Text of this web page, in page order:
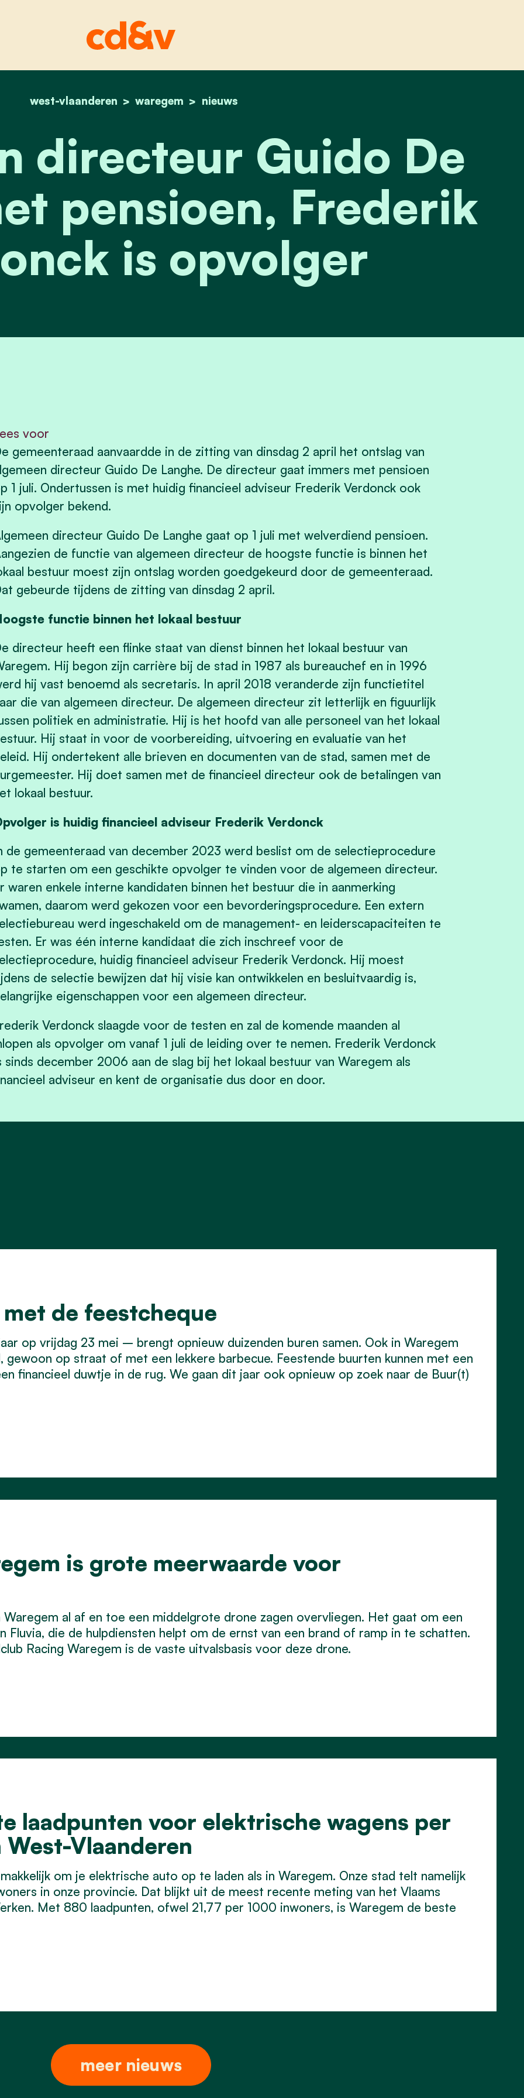
home
west-vlaanderen waregem nieuws
algemeen directeur guido de langhe met pensioen, frederik verdonck
directeur Guido De
pensioen, Frederik
is opvolger
voor
gemeenteraad aanvaardde in de zitting van dinsdag 2 april het ontslag van
directeur Guido De Langhe. De directeur gaat immers met pensioen
1 juli. Ondertussen is met huidig financieel adviseur Frederik Verdonck ook
opvolger bekend.
directeur Guido De Langhe gaat op 1 juli met welverdiend pensioen.
de functie van algemeen directeur de hoogste functie is binnen het
bestuur moest zijn ontslag worden goedgekeurd door de gemeenteraad.
gebeurde tijdens de zitting van dinsdag 2 april.
functie binnen het lokaal bestuur
directeur heeft een flinke staat van dienst binnen het lokaal bestuur van
Hij begon zijn carrière bij de stad in 1987 als bureauchef en in 1996
hij vast benoemd als secretaris. In april 2018 veranderde zijn functietitel
die van algemeen directeur. De algemeen directeur zit letterlijk en figuurlijk
politiek en administratie. Hij is het hoofd van alle personeel van het lokaal
Hij staat in voor de voorbereiding, uitvoering en evaluatie van het
Hij ondertekent alle brieven en documenten van de stad, samen met de
Hij doet samen met de financieel directeur ook de betalingen van
lokaal bestuur.
is huidig financieel adviseur Frederik Verdonck
de gemeenteraad van december 2023 werd beslist om de selectieprocedure
te starten om een geschikte opvolger te vinden voor de algemeen directeur.
waren enkele interne kandidaten binnen het bestuur die in aanmerking
daarom werd gekozen voor een bevorderingsprocedure. Een extern
werd ingeschakeld om de management- en leiderscapaciteiten te
Er was één interne kandidaat die zich inschreef voor de
huidig financieel adviseur Frederik Verdonck. Hij moest
de selectie bewijzen dat hij visie kan ontwikkelen en besluitvaardig is,
eigenschappen voor een algemeen directeur.
Verdonck slaagde voor de testen en zal de komende maanden al
als opvolger om vanaf 1 juli de leiding over te nemen. Frederik Verdonck
sinds december 2006 aan de slag bij het lokaal bestuur van Waregem als
adviseur en kent de organisatie dus door en door.
de feestcheque
op vrijdag 23 mei – brengt opnieuw duizenden buren samen. Ook in Waregem
op straat of met een lekkere barbecue. Feestende buurten kunnen met een
financieel duwtje in de rug. We gaan dit jaar ook opnieuw op zoek naar de Buur(t)
is grote meerwaarde voor
al af en toe een middelgrote drone zagen overvliegen. Het gaat om een
Fluvia, die de hulpdiensten helpt om de ernst van een brand of ramp in te schatten.
Racing Waregem is de vaste uitvalsbasis voor deze drone.
laadpunten voor elektrische wagens per
Vlaanderen
om je elektrische auto op te laden als in Waregem. Onze stad telt namelijk
in onze provincie. Dat blijkt uit de meest recente meting van het Vlaams
Met 880 laadpunten, ofwel 21,77 per 1000 inwoners, is Waregem de beste
meer nieuws